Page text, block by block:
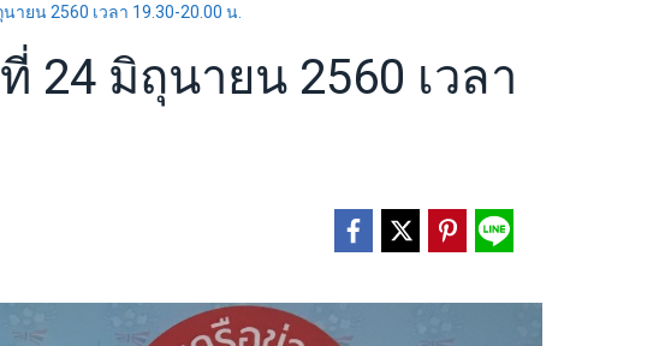
ายน 2560 เวลา 19.30-20.00 น.
24 มิถุนายน 2560 เวลา